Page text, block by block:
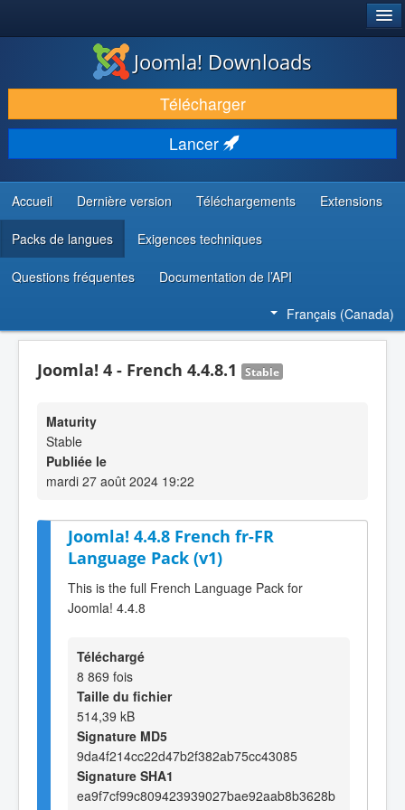
TÉLÉCHARGER & ENRICHIR
DÉCOUVRIR & APPRENDRE
COMMUNAUTÉ & SUPPORT
RESSOURCES DÉVELOPPEURS
Joomla! Downloads
Télécharger
Lancer
Accueil Dernière version Téléchargements Extensions
Packs de langues Exigences techniques
Questions fréquentes Documentation de l’API
Français (Canada)
Joomla! 4 - French 4.4.8.1 Stable
Maturity
Stable
Publiée le
mardi 27 août 2024 19:22
Joomla! 4.4.8 French fr-FR
Language Pack (v1)
This is the full French Language Pack for
Joomla! 4.4.8
Téléchargé
8 869 fois
Taille du fichier
514,39 kB
Signature MD5
9da4f214cc22d47b2f382ab75cc43085
Signature SHA1
ea9f7cf99c809423939027bae92aab8b3628b